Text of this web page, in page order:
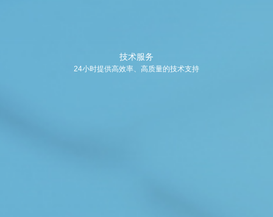
技术服务
24小时提供高效率、高质量的技术支持